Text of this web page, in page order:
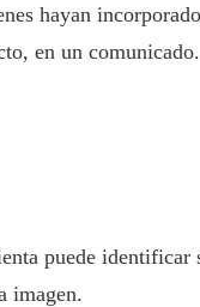
hayan
en un comunicado.
puede
imagen.